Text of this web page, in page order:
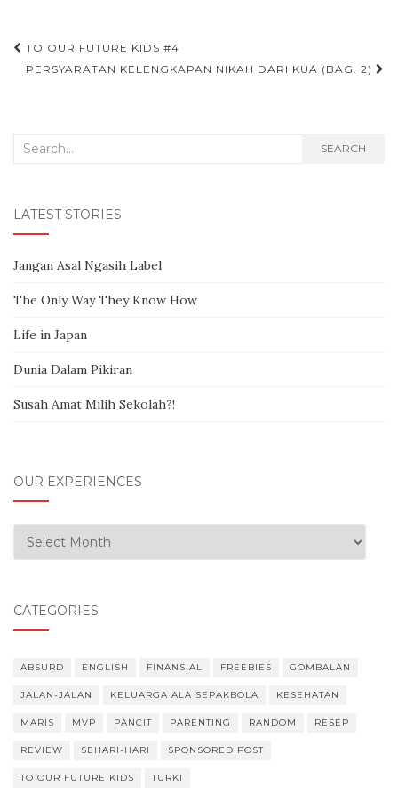
Post navigation
TO OUR FUTURE KIDS #4
PERSYARATAN KELENGKAPAN NIKAH DARI KUA (BAG. 2)
Search for: SEARCH
LATEST STORIES
Jangan Asal Ngasih Label
The Only Way They Know How
Life in Japan
Dunia Dalam Pikiran
Susah Amat Milih Sekolah?!
OUR EXPERIENCES
Our Experiences
CATEGORIES
ABSURD ENGLISH FINANSIAL FREEBIES GOMBALAN
JALAN-JALAN KELUARGA ALA SEPAKBOLA KESEHATAN
MARIS MVP PANCIT PARENTING RANDOM RESEP
REVIEW SEHARI-HARI SPONSORED POST
TO OUR FUTURE KIDS TURKI